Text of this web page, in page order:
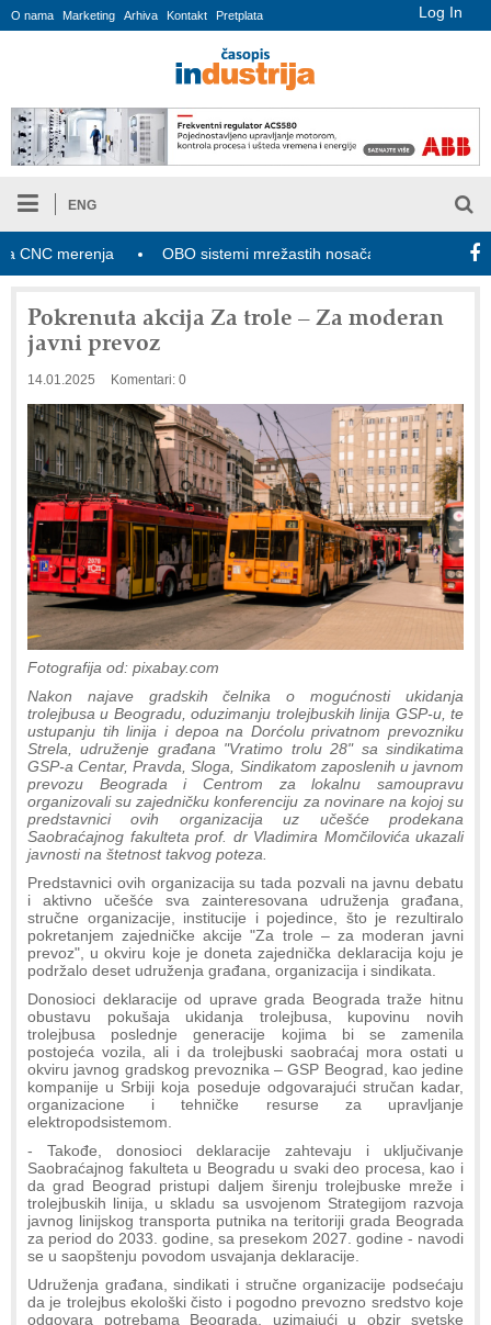
Log In
O nama Marketing Arhiva Kontakt Pretplata
ENG
merenja OBO sistemi mrežastih nosača kablova Novi
Pokrenuta akcija Za trole – Za moderan
javni prevoz
14.01.2025 Komentari: 0
Fotografija od: pixabay.com
Nakon najave gradskih čelnika o mogućnosti ukidanja
trolejbusa u Beogradu, oduzimanju trolejbuskih linija GSP-u, te
ustupanju tih linija i depoa na Dorćolu privatnom prevozniku
Strela, udruženje građana "Vratimo trolu 28" sa sindikatima
GSP-a Centar, Pravda, Sloga, Sindikatom zaposlenih u javnom
prevozu Beograda i Centrom za lokalnu samoupravu
organizovali su zajedničku konferenciju za novinare na kojoj su
predstavnici ovih organizacija uz učešće prodekana
Saobraćajnog fakulteta prof. dr Vladimira Momčilovića ukazali
javnosti na štetnost takvog poteza.
Predstavnici ovih organizacija su tada pozvali na javnu debatu
i aktivno učešće sva zainteresovana udruženja građana,
stručne organizacije, institucije i pojedince, što je rezultiralo
pokretanjem zajedničke akcije "Za trole – za moderan javni
prevoz", u okviru koje je doneta zajednička deklaracija koju je
podržalo deset udruženja građana, organizacija i sindikata.
Donosioci deklaracije od uprave grada Beograda traže hitnu
obustavu pokušaja ukidanja trolejbusa, kupovinu novih
trolejbusa poslednje generacije kojima bi se zamenila
postojeća vozila, ali i da trolejbuski saobraćaj mora ostati u
okviru javnog gradskog prevoznika – GSP Beograd, kao jedine
kompanije u Srbiji koja poseduje odgovarajući stručan kadar,
organizacione i tehničke resurse za upravljanje
elektropodsistemom.
- Takođe, donosioci deklaracije zahtevaju i uključivanje
Saobraćajnog fakulteta u Beogradu u svaki deo procesa, kao i
da grad Beograd pristupi daljem širenju trolejbuske mreže i
trolejbuskih linija, u skladu sa usvojenom Strategijom razvoja
javnog linijskog transporta putnika na teritoriji grada Beograda
za period do 2033. godine, sa presekom 2027. godine - navodi
se u saopštenju povodom usvajanja deklaracije.
Udruženja građana, sindikati i stručne organizacije podsećaju
da je trolejbus ekološki čisto i pogodno prevozno sredstvo koje
odgovara potrebama Beograda, uzimajući u obzir svetske